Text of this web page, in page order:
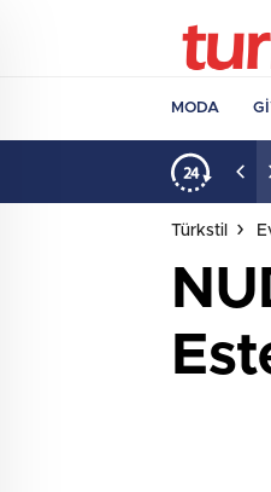
MODA
Türkstil